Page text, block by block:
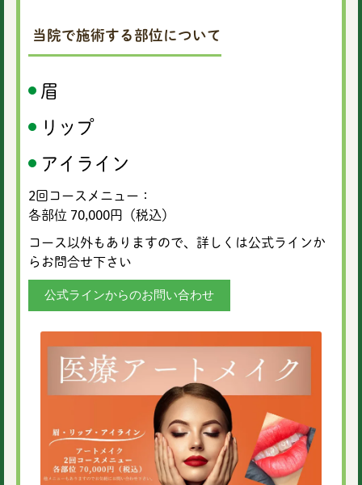
当院で施術する部位について
眉
リップ
アイライン
2回コースメニュー：
各部位 70,000円（税込）
コース以外もありますので、詳しくは公式ラインか
らお問合せ下さい
公式ラインからのお問い合わせ